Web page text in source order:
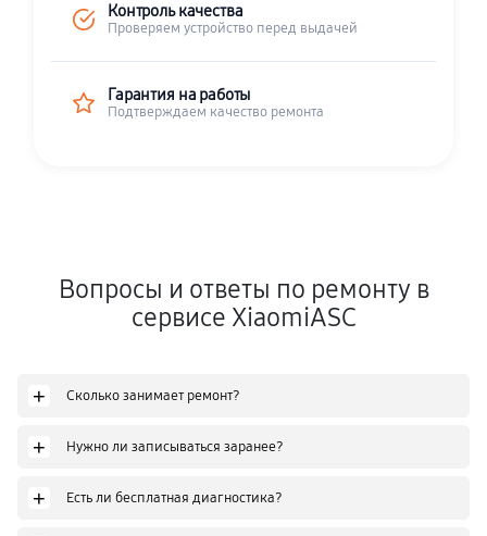
Контроль качества
Проверяем устройство перед выдачей
Гарантия на работы
Подтверждаем качество ремонта
Вопросы и ответы по ремонту в
сервисе XiaomiASC
+ Сколько занимает ремонт?
+ Нужно ли записываться заранее?
+ Есть ли бесплатная диагностика?